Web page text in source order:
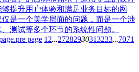
提升用户体验和满足业务目标的网
是一个美学层面的问题，而是一个涉
测试等多个环节的系统性问题。
page 1 2...27282930313233...7071